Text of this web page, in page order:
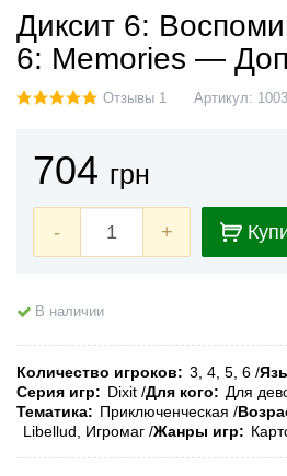
Диксит 6:
6: Memories —
Отзывы 1 Артикул:
704 грн
- +
В наличии
Количество игроков 3, 4, 5, 6
Серия игр
Dixit Для кого
Для
Тематика
Приключенческая
Libellud, Игромаг Жанры игр